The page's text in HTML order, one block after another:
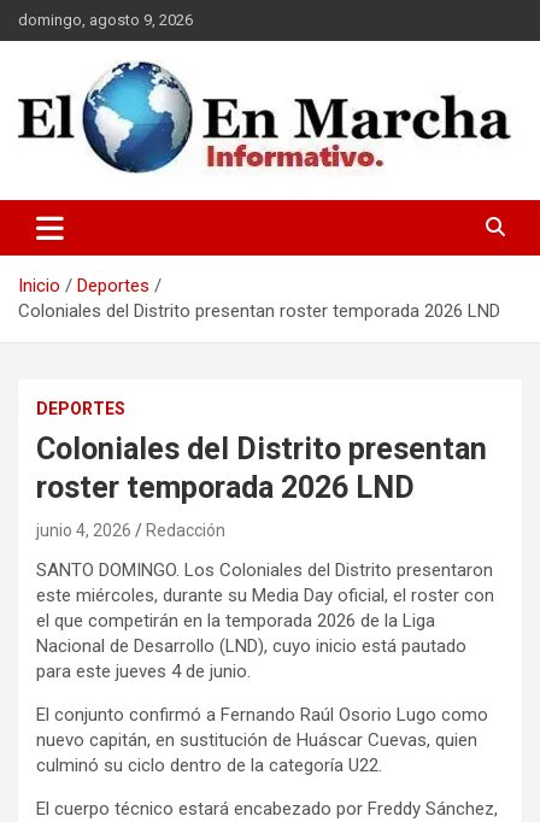
Saltar
al
domingo, agosto 9, 2026
elmundoenmarcha.net
Inicio
Deportes
Coloniales del Distrito presentan roster temporada 2026 LND
DEPORTES
Coloniales del Distrito presentan
roster temporada 2026 LND
junio 4, 2026 Redacción
SANTO DOMINGO. Los Coloniales del Distrito presentaron
este miércoles, durante su Media Day oficial, el roster con
el que competirán en la temporada 2026 de la Liga
Nacional de Desarrollo (LND), cuyo inicio está pautado
para este jueves 4 de junio.
El conjunto confirmó a Fernando Raúl Osorio Lugo como
nuevo capitán, en sustitución de Huáscar Cuevas, quien
culminó su ciclo dentro de la categoría U22.
El cuerpo técnico estará encabezado por Freddy Sánchez,